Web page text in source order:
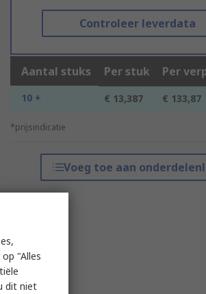
Controleer leverdata
Aantal stuks Per stuk Per
10 + € 13,387 € 133,87
*prijsindicatie
Voeg toe aan
"Alles
dit niet